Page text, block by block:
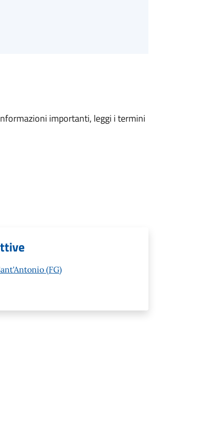
importanti, leggi i termini
(FG)